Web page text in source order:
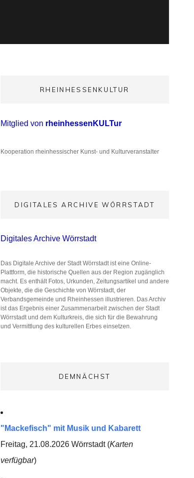
RHEINHESSENKULTUR
Mitglied von rheinhessenKULTur
Kooperation rheinhessischer Kunst- und Kulturveranstalter
DIGITALES ARCHIVE WÖRRSTADT
Digitales Archive Wörrstadt
Das Digitale Archive der Stadt Wörrstadt ist eine Online-
Plattform, die historische Quellen aus der Region zugänglich
macht. Es enthält Fotos, Urkunden, Zeitungsartikel und andere
Objekte, die die Geschichte von Wörrstadt, der
Verbandsgemeinde und Rheinhessen illustrieren. Das Archiv
ist das Ergebnis einer Zusammenarbeit zwischen der Stadt
Wörrstadt und dem Kulturkreis, die sich für die Bewahrung
und Vermittlung des kulturellen Erbes einsetzen.
DEMNÄCHST
"Mackefisch" mit Musik und Kabarett
Freitag, 21.08.2026 Wörrstadt (Karten
verfügbar)